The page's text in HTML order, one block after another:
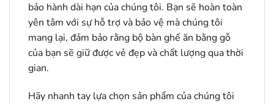
bảo hành dài hạn của chúng tôi. Bạn sẽ hoàn toàn
yên tâm với sự hỗ trợ và bảo vệ mà chúng tôi
mang lại, đảm bảo rằng bộ bàn ghế ăn bằng gỗ
của bạn sẽ giữ được vẻ đẹp và chất lượng qua thời
gian.
Hãy nhanh tay lựa chọn sản phẩm của chúng tôi